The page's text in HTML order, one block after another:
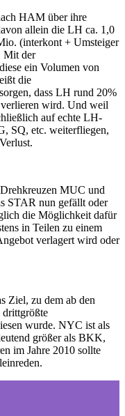
HAM über ihre
allein die LH ca. 1,0
(interkont + Umsteiger
Mit der
ein Volumen von
die
dass LH rund 20%
wird. Und weil
auf echte LH-
SQ, etc. weiterfliegen,
MUC und
STAR nun gefällt oder
die Möglichkeit dafür
in Teilen zu einem
verlagert wird oder
Ziel, zu dem ab den
drittgrößte
wurde. NYC ist als
größer als BKK,
im Jahre 2010 sollte